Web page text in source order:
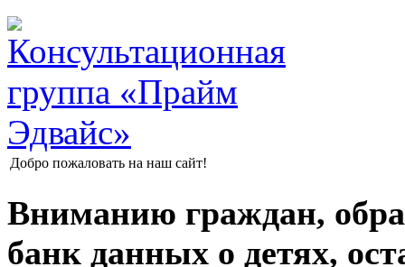
Добро пожаловать на наш сайт!
Вниманию граждан,
банк данных о детях,